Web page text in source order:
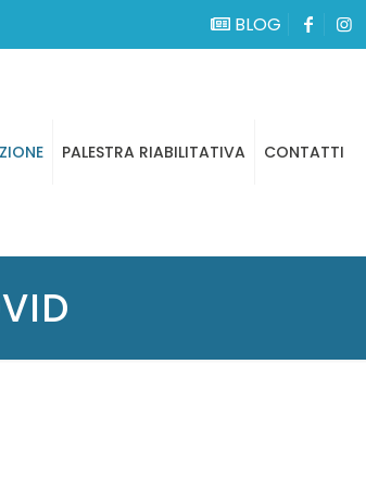
BLOG
PALESTRA RIABILITATIVA CONTATTI